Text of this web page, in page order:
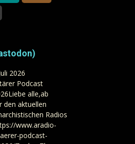
2026
Podcast
alle,ab
den aktuellen
Radios
www.aradio-
podcast-